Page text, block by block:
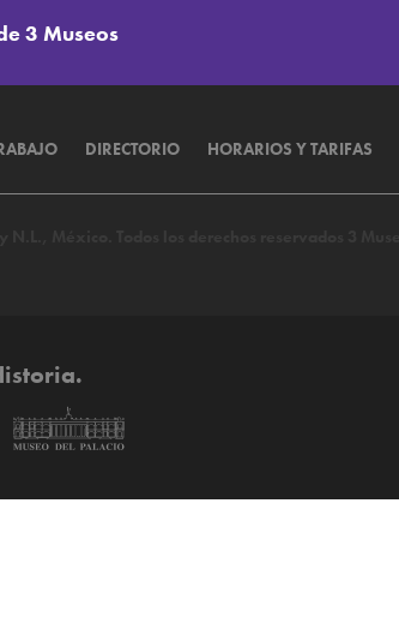
3 Museos
DIRECTORIO HORARIOS Y TARIFAS